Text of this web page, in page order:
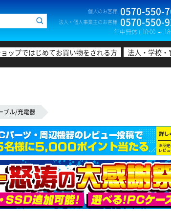
個人のお客様 0570-550-
法人・個人事業主のお客様 0570-550-
年中無休 ( 10:00 ～
ップではじめてお買い物をされる方 法人・学校
ブル/充電器